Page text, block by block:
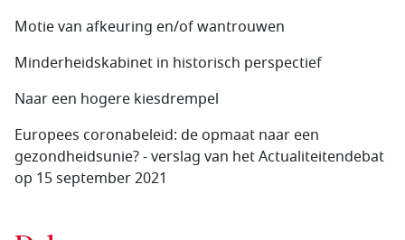
Motie van afkeuring en/of wantrouwen
Minderheidskabinet in historisch perspectief
Naar een hogere kiesdrempel
Europees coronabeleid: de opmaat naar een
gezondheidsunie? - verslag van het Actualiteitendebat
op 15 september 2021